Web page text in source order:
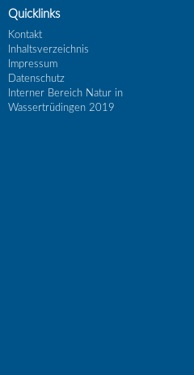
Quicklinks
Kontakt
Inhaltsverzeichnis
Impressum
Datenschutz
Interner Bereich Natur in
Wassertrüdingen 2019